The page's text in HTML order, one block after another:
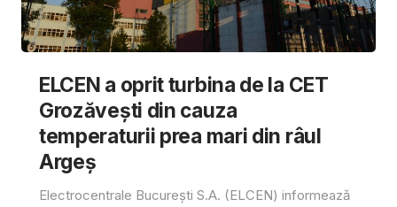
ELCEN a oprit turbina de la CET
Grozăvești din cauza
temperaturii prea mari din râul
Argeș
Electrocentrale București S.A. (ELCEN) informează